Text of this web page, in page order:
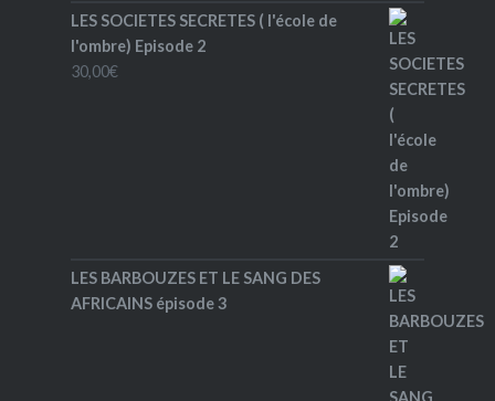
LES SOCIETES SECRETES ( l'école de
l'ombre) Episode 2
30,00€
LES BARBOUZES ET LE SANG DES
AFRICAINS épisode 3